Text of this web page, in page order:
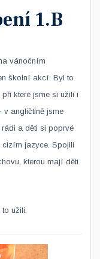
1.B
vánočním
školní akcí. Byl to
které jsme si užili i
v angličtině jsme
a děti si poprvé
jazyce. Spojili
kterou mají děti
užili.